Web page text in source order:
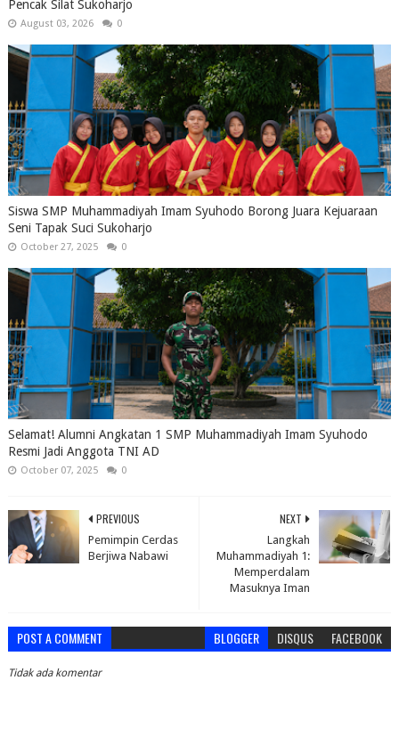
Pencak Silat Sukoharjo
August 03, 2026 0
Siswa SMP Muhammadiyah Imam Syuhodo Borong Juara Kejuaraan
Seni Tapak Suci Sukoharjo
October 27, 2025 0
Selamat! Alumni Angkatan 1 SMP Muhammadiyah Imam Syuhodo
Resmi Jadi Anggota TNI AD
October 07, 2025 0
NEXT
Langkah
Muhammadiyah 1:
Memperdalam
Masuknya Iman
PREVIOUS
Pemimpin Cerdas
Berjiwa Nabawi
POST A COMMENT BLOGGER DISQUS FACEBOOK
Tidak ada komentar